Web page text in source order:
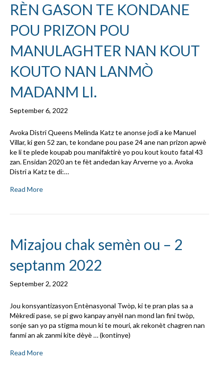
RÈN GASON TE KONDANE
POU PRIZON POU
MANULAGHTER NAN KOUT
KOUTO NAN LANMÒ
MADANM LI.
September 6, 2022
Avoka Distri Queens Melinda Katz te anonse jodi a ke Manuel
Villar, ki gen 52 zan, te kondane pou pase 24 ane nan prizon apwè
ke li te plede koupab pou manifaktirè yo pou kout kouto fatal 43
zan. Ensidan 2020 an te fèt andedan kay Arverne yo a. Avoka
Distri a Katz te di:…
Read More
Mizajou chak semèn ou – 2
septanm 2022
September 2, 2022
Jou konsyantizasyon Entènasyonal Twòp, ki te pran plas sa a
Mèkredi pase, se pi gwo kanpay anyèl nan mond lan fini twòp,
sonje san yo pa stigma moun ki te mouri, ak rekonèt chagren nan
fanmi an ak zanmi kite dèyè … (kontinye)
Read More